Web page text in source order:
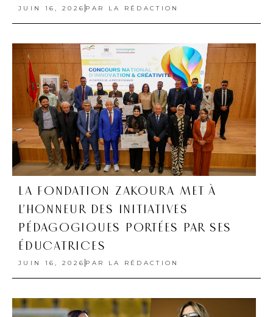
JUIN 16, 2026 PAR LA RÉDACTION
LA FONDATION ZAKOURA MET À
L’HONNEUR DES INITIATIVES
PÉDAGOGIQUES PORTÉES PAR SES
ÉDUCATRICES
JUIN 16, 2026 PAR LA RÉDACTION